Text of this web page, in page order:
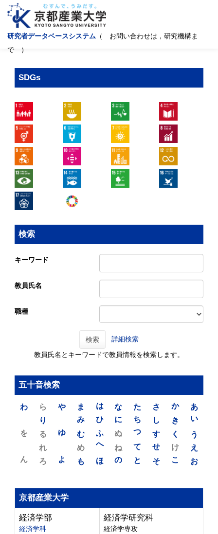
研究者データベースシステム （ お問い合わせは，研究機構ま
で ）
SDGs
検索
キーワード
教員氏名
職種
検索 詳細検索
教員氏名とキーワードで教員情報を検索します。
五十音検索
あ
い
う
え
お
か
き
く
け
こ
さ
し
す
せ
そ
た
ち
つ
て
と
な
に
ぬ
ね
の
は
ひ
ふ
へ
ほ
ま
み
む
め
も
や
ゆ
よ
ら
り
る
れ
ろ
わ
を
ん
京都産業大学
経済学部
経済学科
経済学研究科
経済学専攻